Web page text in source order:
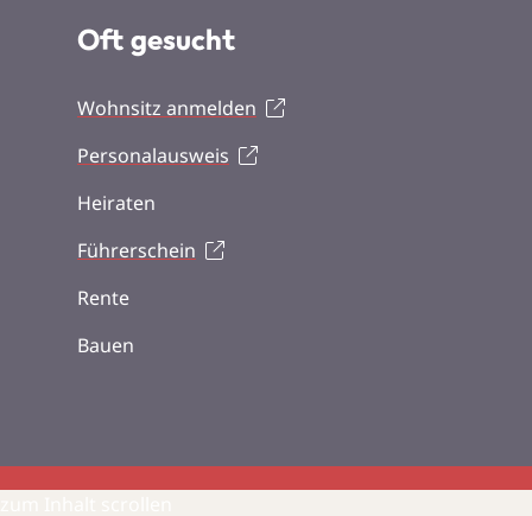
Oft gesucht
Wohnsitz anmelden
Personalausweis
Heiraten
Führerschein
Rente
Bauen